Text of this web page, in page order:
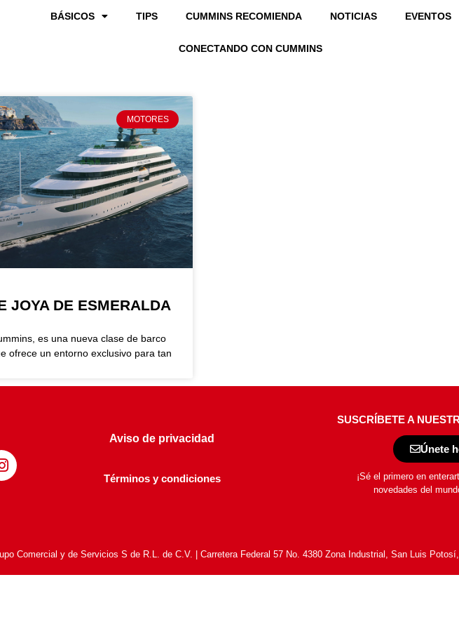
BÁSICOS TIPS CUMMINS RECOMIENDA NOTICIAS EVENTOS
CONECTANDO CON CUMMINS
SCR
MOTORES
JOYA DE ESMERALDA
es una nueva clase de barco
ofrece un entorno exclusivo para tan
Aviso de privacidad
Términos y condiciones
SUSCRÍBETE A
Únete
¡Sé el primero en
novedades del
Comercial y de Servicios S de R.L. de C.V. | Carretera Federal 57 No. 4380 Zona Industrial, San Luis